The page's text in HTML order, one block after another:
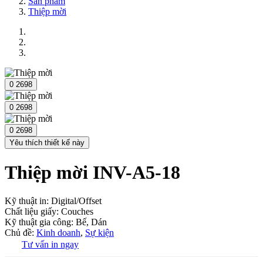
Thiệp mời
0 2698
0 2698
0 2698
Yêu thích thiết kế này
Thiệp mời INV-A5-18
Kỹ thuật in: Digital/Offset
Chất liệu giấy: Couches
Kỹ thuật gia công: Bế, Dán
Chủ đề: Kinh doanh, Sự kiện
Tư vấn in ngay